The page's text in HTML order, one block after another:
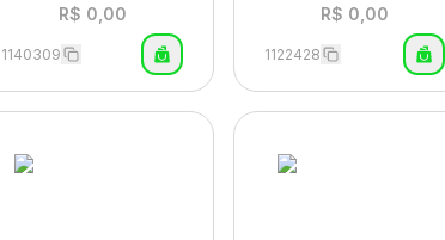
R$ 0,00
1140309
R$ 0,00
1122428